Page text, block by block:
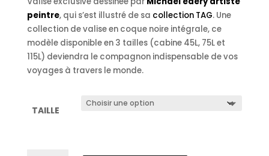
peintre, qui s’est illustré de sa collection TAG. Une
collection de valise en coque noire intégrale, ce
modèle disponible en 3 tailles (cabine 45L, 75L et
115L) deviendra le compagnon indispensable de vos
voyages à travers le monde.
TAILLE